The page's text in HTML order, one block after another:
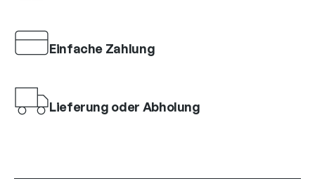
Einfache Zahlung
Lieferung oder Abholung